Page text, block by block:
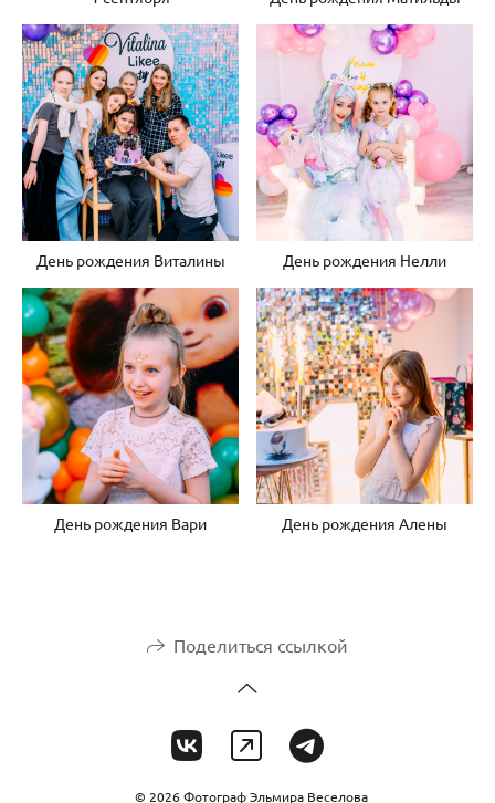
День рождения Виталины День рождения Нелли
День рождения Вари День рождения Алены
Поделиться ссылкой
© 2026 Фотограф Эльмира Веселова